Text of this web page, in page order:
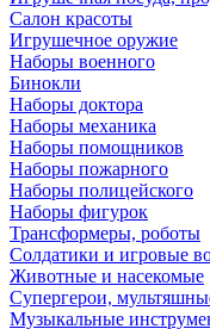
Салон красоты
Игрушечное оружие
Наборы военного
Бинокли
Наборы доктора
Наборы механика
Наборы помощников
Наборы пожарного
Наборы полицейского
Наборы фигурок
Трансформеры, роботы
Солдатики и игровые
Животные и насекомые
Супергерои,
Музыкальные